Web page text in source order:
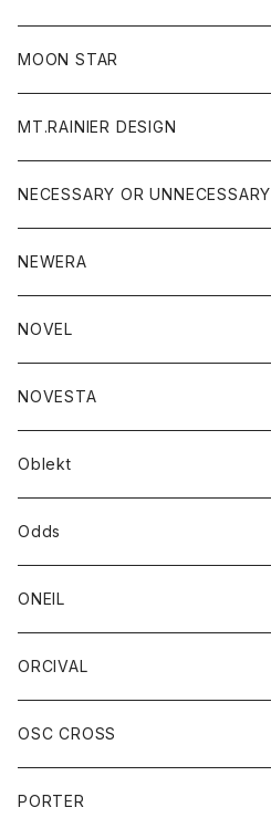
フリース
ジャケット
ニット
パンツ
帽子
MOON STAR
MT.RAINIER DESIGN
アウター
コート
ジャケット
アクセサリー
バッグ
グッズ
ウォレット
靴
トップス
ジャケット
シャツ
ボトム
ショートパンツ
パンツ
レディース
シャツ
Tシャツ
NECESSARY OR UNNECESSARY
アウター
コート
ジャケット
アクセサリー
バッグ
ブレスレット
グッズ
靴
ストール/マフラー
トップス
シャツ
シャツジャケット
ボトム
ショートパンツ
ジーンズ
NEWERA
帽子
NOVEL
トップス
カットソー
スエット
ボトム
NOVESTA
Oblekt
ボトム
ショートパンツ
パンツ
レディース
ボトム
Odds
帽子
ONEIL
スカート
ORCIVAL
アウター
コート
アクセサリー
OSC CROSS
ダウンジャケット
PORTER